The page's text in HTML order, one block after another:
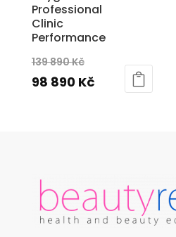
Professional
Clinic
Performance
139 890Kč
cena
98 890 KčAktuální